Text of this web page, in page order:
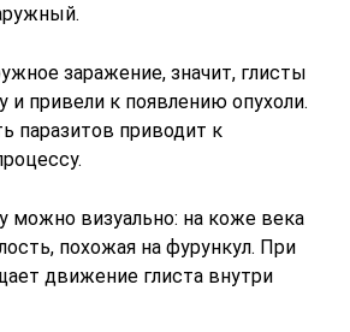
заражение, значит, глисты
и привели к появлению опухоли.
паразитов приводит к
можно визуально: на коже века
похожая на фурункул. При
движение глиста внутри